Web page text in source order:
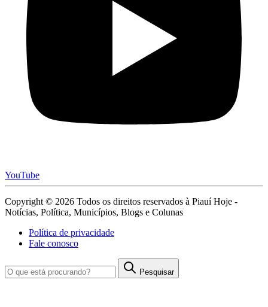
YouTube
Copyright © 2026 Todos os direitos reservados à Piauí Hoje -
Notícias, Política, Municípios, Blogs e Colunas
Política de privacidade
Fale conosco
Pesquisar